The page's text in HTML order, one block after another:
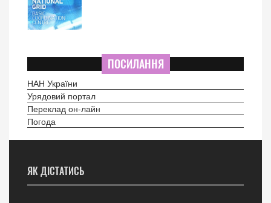
ПОСИЛАННЯ
НАН України
Урядовий портал
Переклад он-лайн
Погода
ЯК ДІСТАТИСЬ